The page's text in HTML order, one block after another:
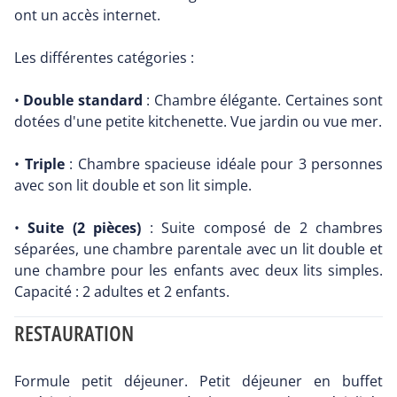
ont un accès internet.
Les différentes catégories :
• Double standard : Chambre élégante. Certaines sont
dotées d'une petite kitchenette. Vue jardin ou vue mer.
• Triple: Chambre spacieuse idéale pour 3 personnes
avec son lit double et son lit simple.
•Suite (2 pièces) : Suite composé de 2 chambres
séparées, une chambre parentale avec un lit double et
une chambre pour les enfants avec deux lits simples.
Capacité : 2 adultes et 2 enfants.
RESTAURATION
Formule petit déjeuner. Petit déjeuner en buffet